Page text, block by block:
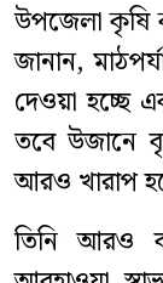
উপজেলা কৃষি
জানান,
দেওয়া হচ্ছে
তবে উজানে
আরও খারাপ
তিনি আরও